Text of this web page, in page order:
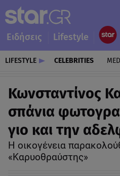
Ειδήσεις Lifestyle
LIFESTYLE CELEBRITIES
Κωνσταντίνος
σπάνια
γιο και την
Η οικογένεια
«Καρυοθραύστης»